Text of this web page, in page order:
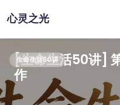
至心灵之光
光-
话
生命生活50讲
[生命生活50讲]
吃分别善恶树的
生命生活50讲
[生命生活50讲]
生命生活50讲
[生命生活50讲]
人的？
生命生活50讲
[生命生活50讲]
吃分别善恶树的
生命生活50讲
[生命生活50讲]
作
生命生活50讲
[生命生活50讲] 第
人的？
生命生活50讲
[生命生活50讲] 第
吃分别善恶树的果子
生命生活50讲
[生命生活50讲] 第
作
生命生活50讲
[生命生活50讲] 第
人的？